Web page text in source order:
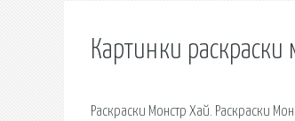
Картинки раскраски
Раскраски Монстр Хай. Раскраски